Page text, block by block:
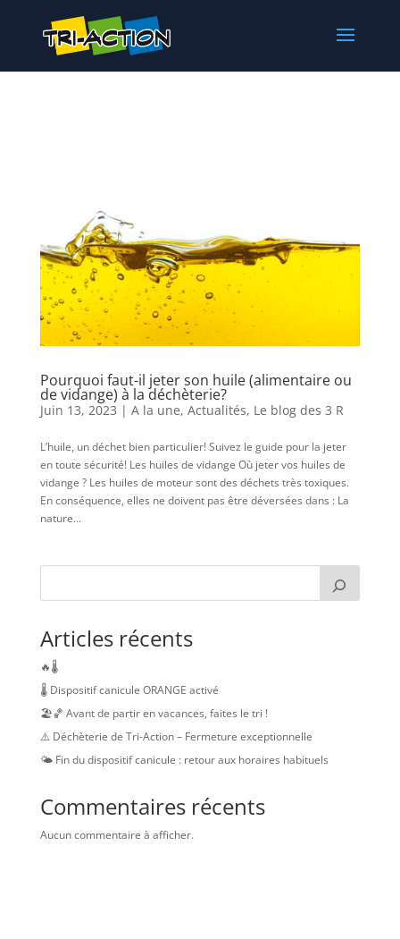
Pourquoi faut-il jeter son huile (alimentaire ou
de vidange) à la déchèterie?
Juin 13, 2023 | A la une, Actualités, Le blog des 3 R
L’huile, un déchet bien particulier! Suivez le guide pour la jeter
en toute sécurité! Les huiles de vidange Où jeter vos huiles de
vidange ? Les huiles de moteur sont des déchets très toxiques.
En conséquence, elles ne doivent pas être déversées dans : La
nature...
Articles récents
🔥🌡️
🌡️ Dispositif canicule ORANGE activé
🏖️🏀 Avant de partir en vacances, faites le tri !
⚠️ Déchèterie de Tri-Action – Fermeture exceptionnelle
🌤️ Fin du dispositif canicule : retour aux horaires habituels
Commentaires récents
Aucun commentaire à afficher.